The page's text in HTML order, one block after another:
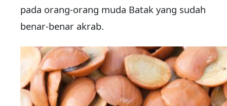
pada orang-orang muda Batak yang sudah
benar-benar akrab.